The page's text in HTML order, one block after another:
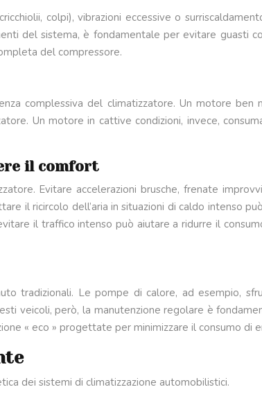
colpi), vibrazioni eccessive o
del sistema, è fondamentale per evitare guasti
del compressore.
complessiva del climatizzatore. Un motore ben
Un motore in cattive condizioni, invece,
il comfort
Evitare accelerazioni brusche, frenate
il ricircolo dell’aria in situazioni di caldo intenso
il traffico intenso può aiutare a ridurre il
tradizionali. Le pompe di calore, ad esempio,
veicoli, però, la manutenzione regolare è
« eco » progettate per minimizzare il consumo di
dei sistemi di climatizzazione automobilistici.